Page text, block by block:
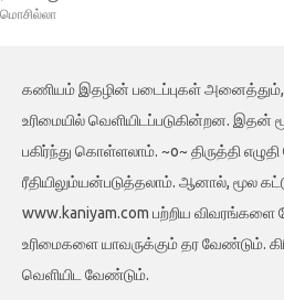
மொசில்லா
கணியம் இதழின் படைப்புகள் அனைத்தும்,
உரிமையில் வெளியிடப்படுகின்றன. இதன்
பகிர்ந்து கொள்ளலாம். ~o~ திருத்தி
ரீதியிலும்யன்படுத்தலாம். ஆனால், மூல
www.kaniyam.com பற்றிய
உரிமைகளை யாவருக்கும் தர வேண்டும்.
வெளியிட வேண்டும்.